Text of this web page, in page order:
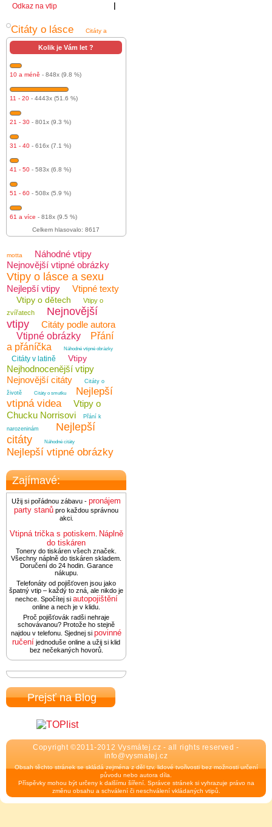
Odkaz na vtip
Kolik je Vám let ?
10 a méně - 848x (9.8 %)
11 - 20 - 4443x (51.6 %)
21 - 30 - 801x (9.3 %)
31 - 40 - 616x (7.1 %)
41 - 50 - 583x (6.8 %)
51 - 60 - 508x (5.9 %)
61 a více - 818x (9.5 %)
Celkem hlasovalo: 8617
Citáty o lásce Citáty a
motta
Náhodné vtipy
Nejnovější vtipné obrázky
Vtipy o lásce a sexu
Nejlepší vtipy Vtipné texty
Vtipy o dětech
Vtipy o
zvířatech
Nejnovější
vtipy
Citáty podle autora
Vtipné obrázky
Přání
a přáníčka
Náhodné vtipné obrázky
Citáty v latině Vtipy
Nejhodnocenější vtipy
Nejnovější citáty
Citáty o
životě
Citáty o smutku
Nejlepší
vtipná videa
Vtipy o
Chucku Norrisovi
Přání k
narozeninám
Nejlepší
citáty
Náhodné citáty
Nejlepší vtipné obrázky
Zajímavé:
Užij si pořádnou zábavu - pronájem
party stanů pro každou správnou
akci.
Vtipná trička s potiskem Náplně
do tiskáren
Tonery do tiskáren všech značek.
Všechny náplně do tiskáren skladem.
Doručení do 24 hodin. Garance
nákupu.
Telefonáty od pojišťoven jsou jako
špatný vtip – každý to zná, ale nikdo je
nechce. Spočítej si autopojištění
online a nech je v klidu.
Proč pojišťovák radši nehraje
schovávanou? Protože ho stejně
najdou v telefonu. Sjednej si povinné
ručení jednoduše online a užij si klid
bez nečekaných hovorů.
Prejsť na Blog
Copyright ©2011-2012 Vysmátej.cz - all rights reserved -
info@vysmatej.cz
Obsah těchto stránek se skládá zejména z děl tzv. lidové tvořivosti bez možnosti určení
původu nebo autora díla.
Příspěvky mohou být určeny k dalšímu šíření. Správce stránek si vyhrazuje právo na
změnu obsahu a schválení či neschválení vkládaných vtipů.